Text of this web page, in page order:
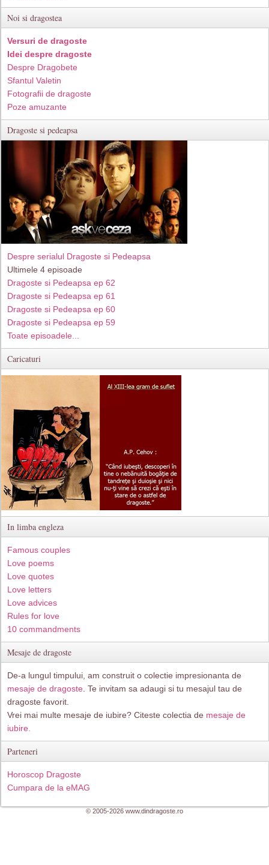
Noi si dragostea
Versuri de dragoste
Idei despre dragoste
Despre Dragobete
Sfantul Valetin
Fotografii de dragoste
Poze amuzante
Dragoste si pedeapsa
Despre serialul Dragoste si Pedeapsa
Ultimele 4 episoade
Dragoste si Pedeapsa ep 62
Dragoste si Pedeapsa ep 61
Dragoste si Pedeapsa ep 60
Dragoste si Pedeapsa ep 59
Toate episoadele...
Caricaturi
In limba engleza
Famous couples
Love poems
Love quotes
Love letters
Love advices
Rules for love
10 commandments
Mesaje de dragoste
De-a lungul timpului, am construit o colectie impresionanta de
mesaje de dragoste . Te invitam sa adaugi si tu mesajul tau de
dragoste favorit.
Vrei mai multe mesaje de iubire? Citeste colectia de mesaje de
iubire.
Parteneri
Horoscop Dragoste
Cumpara de la eMAG
© 2005-2026 www.dindragoste.ro